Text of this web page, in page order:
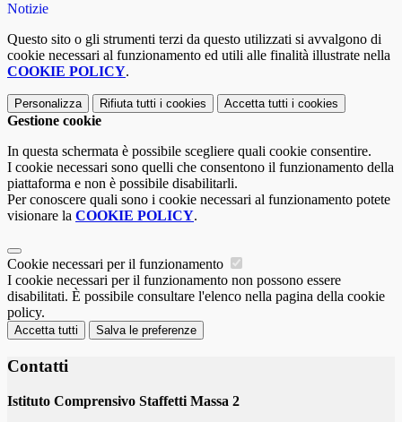
Notizie
Questo sito o gli strumenti terzi da questo utilizzati si avvalgono di
cookie necessari al funzionamento ed utili alle finalità illustrate nella
COOKIE POLICY.
Personalizza Rifiuta tutti i cookies Accetta tutti i cookies
Gestione cookie
In questa schermata è possibile scegliere quali cookie consentire.
I cookie necessari sono quelli che consentono il funzionamento della
piattaforma e non è possibile disabilitarli.
Per conoscere quali sono i cookie necessari al funzionamento potete
visionare la COOKIE POLICY.
Cookie necessari per il funzionamento
I cookie necessari per il funzionamento non possono essere
disabilitati. È possibile consultare l'elenco nella pagina della cookie
policy.
Accetta tutti Salva le preferenze
Contatti
Istituto Comprensivo Staffetti Massa 2